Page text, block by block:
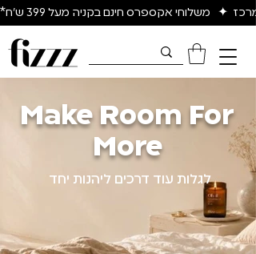
✦   משלוחי אקספרס חינם בקניה מעל 399 ש״ח*
Make Room For
More
לגלות עוד דרכים ליהנות יחד